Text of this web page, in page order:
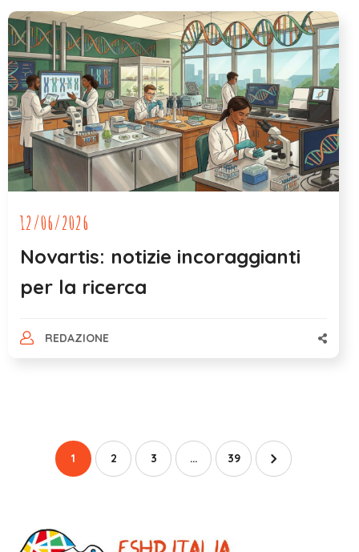
12/06/2026
Novartis: notizie incoraggianti
per la ricerca
REDAZIONE
1 2 3 … 39